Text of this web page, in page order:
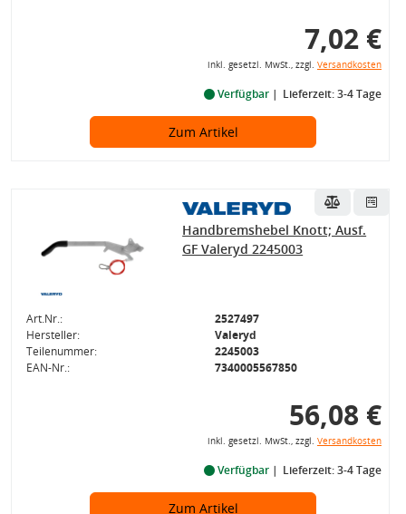
7,02 €
inkl. gesetzl. MwSt., zzgl. Versandkosten
Verfügbar Lieferzeit: 3-4 Tage
Zum Artikel
Handbremshebel Knott; Ausf.
GF Valeryd 2245003
Art.Nr.:
2527497
Hersteller:
Valeryd
Teilenummer:
2245003
EAN-Nr.:
7340005567850
56,08 €
inkl. gesetzl. MwSt., zzgl. Versandkosten
Verfügbar Lieferzeit: 3-4 Tage
Zum Artikel